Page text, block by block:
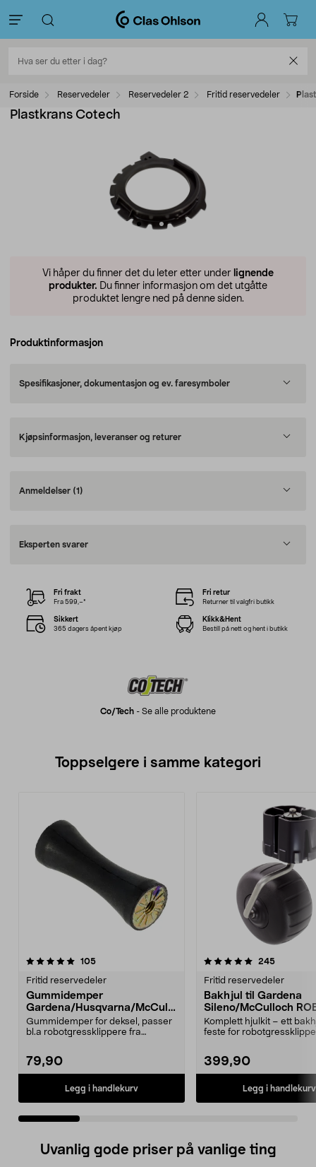
Forside Reservedeler Reservedeler 2 Fritid reservedeler
Plastkrans Cotech
Vi håper du finner det du leter etter under lignende
produkter. Du finner informasjon om det utgåtte
produktet lengre ned på denne siden.
Produktinformasjon
Spesifikasjoner, dokumentasjon og ev. faresymboler
Kjøpsinformasjon, leveranser og returer
Anmeldelser (1)
Eksperten svarer
Co/tech - Se alle produktene
Fri frakt
Fra 599,–*
Fri retur
Returner til valgfri butikk
Sikkert
365 dagers åpent kjøp
Klikk&Hent
Bestill på nett og hent i butikk
Toppselgere i samme kategori
105anmeldelser
Fritid reservedeler
Gummidemper
Gardena/Husqvarna/McCullo
ch/Flymo
Gummidemper for deksel, passer
bl.a robotgressklippere fra
79,90
Legg i handlekurv
5.0 av 5 stjerner 245
Fritid reservedeler
Bakhjul til Gardena
Sileno/McCulloch
Easilife
Komplett hjulkit – ett
feste for
399,90
Legg i handlekurv
4.5 av 5 stjerner
Uvanlig gode priser på vanlige ting